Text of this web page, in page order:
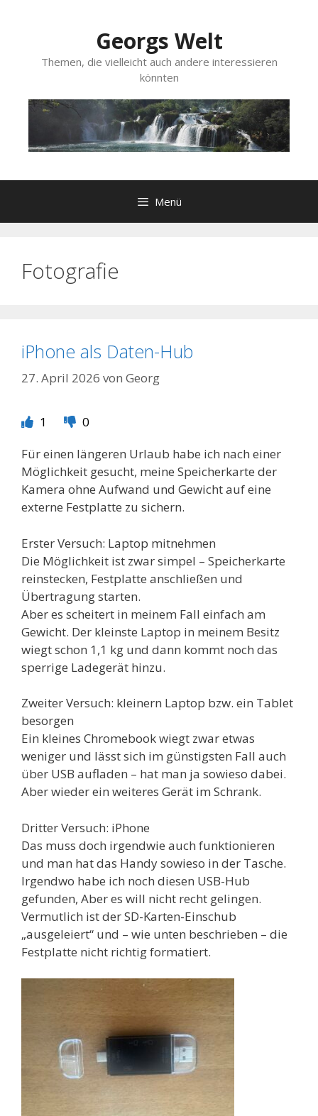
Georgs Welt
Themen, die vielleicht auch andere interessieren
könnten
Menü
Fotografie
iPhone als Daten-Hub
27. April 2026 von Georg
1
0
Für einen längeren Urlaub habe ich nach einer
Möglichkeit gesucht, meine Speicherkarte der
Kamera ohne Aufwand und Gewicht auf eine
externe Festplatte zu sichern.
Erster Versuch: Laptop mitnehmen
Die Möglichkeit ist zwar simpel – Speicherkarte
reinstecken, Festplatte anschließen und
Übertragung starten.
Aber es scheitert in meinem Fall einfach am
Gewicht. Der kleinste Laptop in meinem Besitz
wiegt schon 1,1 kg und dann kommt noch das
sperrige Ladegerät hinzu.
Zweiter Versuch: kleinern Laptop bzw. ein Tablet
besorgen
Ein kleines Chromebook wiegt zwar etwas
weniger und lässt sich im günstigsten Fall auch
über USB aufladen – hat man ja sowieso dabei.
Aber wieder ein weiteres Gerät im Schrank.
Dritter Versuch: iPhone
Das muss doch irgendwie auch funktionieren
und man hat das Handy sowieso in der Tasche.
Irgendwo habe ich noch diesen USB-Hub
gefunden, Aber es will nicht recht gelingen.
Vermutlich ist der SD-Karten-Einschub
„ausgeleiert“ und – wie unten beschrieben – die
Festplatte nicht richtig formatiert.